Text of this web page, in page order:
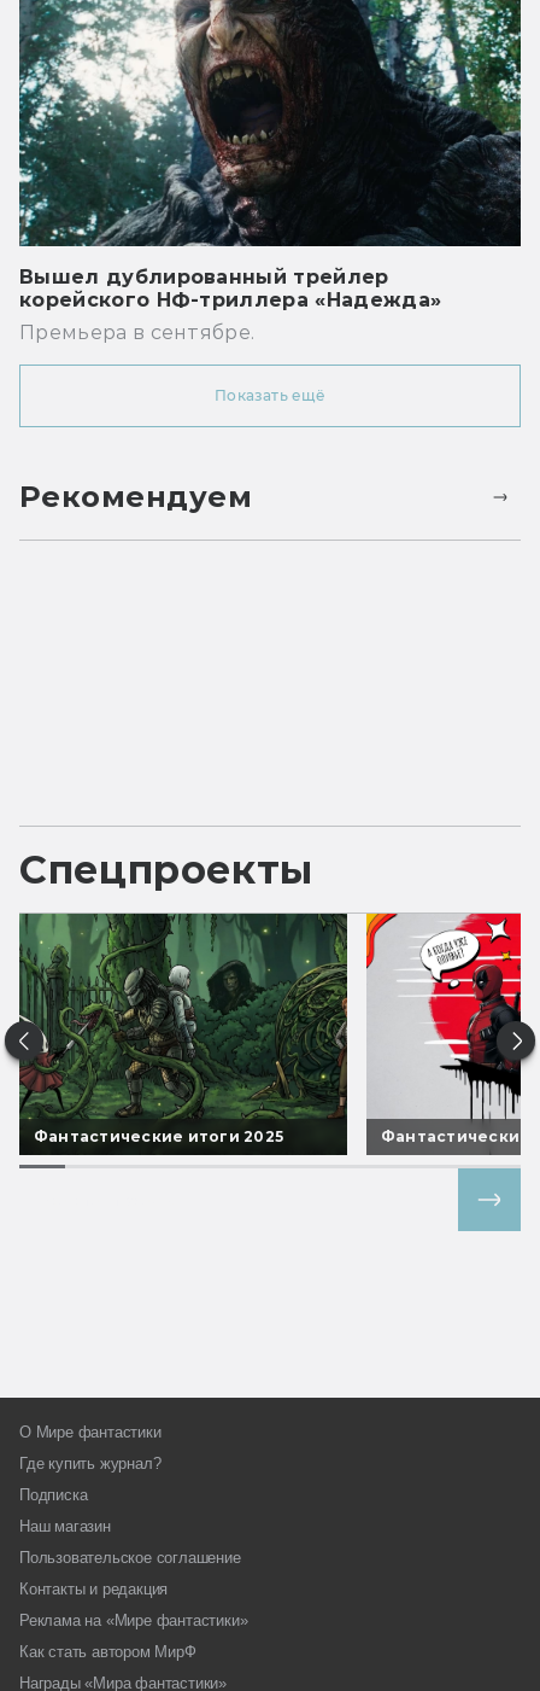
Вышел дублированный трейлер
корейского НФ-триллера «Надежда»
Премьера в сентябре.
Показать ещё
Рекомендуем
Спецпроекты
Фантастические итоги 2025 Фантастические
О Мире фантастики
Где купить журнал?
Подписка
Наш магазин
Пользовательское соглашение
Контакты и редакция
Реклама на «Мире фантастики»
Как стать автором МирФ
Награды «Мира фантастики»